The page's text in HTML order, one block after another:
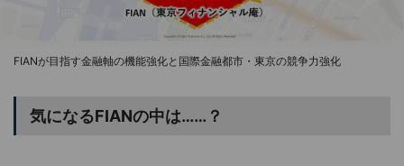
FIANが目指す金融軸の機能強化と国際金融都市・東京の競争力強化
気になるFIANの中は……？